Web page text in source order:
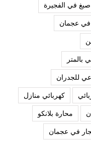
في الفجيرة
عجمان
للجدران
كهربائي منازل
محارة بلانكو
في عجمان